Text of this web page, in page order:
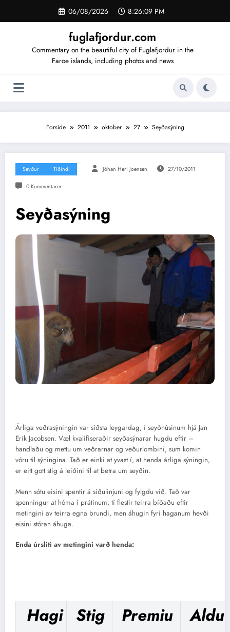
indhold
06/08/2026 8:26:10 PM
fuglafjordur.com
Commentary on the beautiful city of Fuglafjordur in the
Faroe islands, including photos and news
Forside 2011 oktober 27 Seyðasýning
Seyður Tíðindi Jóhan Heri Joensen 27/10/2011
0 Kommentarer
Seyðasýning
Árliga veðrasýningin var síðsta leygardag, í seyðhúsinum hjá Jan
Erik Jacobsen. Væl kvalifiseraðir seyðasýnarar hugdu eftir –
handlaðu og mettu um veðrarnar og veðurlombini, sum komin
vóru til sýningina. Tað er einki at yvast í, at henda árliga sýningin,
er eitt gott stig á leiðini til at betra um seyðin.
Menn sótu eisini spentir á síðulinjuni og fylgdu við. Tað var
spenningur at hóma í prátinum, tí flestir teirra bíðaðu eftir
metingini av teirra egna brundi, men áhugin fyri haganum hevði
eisini stóran áhuga.
Enda úrsliti av metingini varð henda:
Hagi Stig Premiu